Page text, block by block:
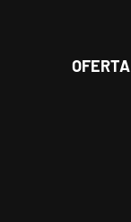
OFERTA